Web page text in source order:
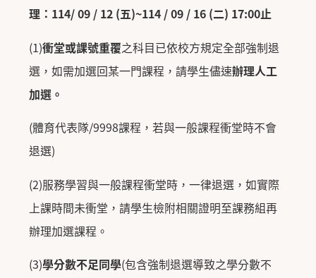
理： 114/ 09 / 12 (五)~114 / 09 / 16 (二) 17:00止
(1)衝堂或課號重覆之科目已依校方規定全部強制退
選，如需加選回某一門課程，請學生儘速辦理人工
加選。
(體育代表隊/9998課程，若與一般課程衝堂時不會
退選)
(2)服務學習與一般課程衝堂時，一律退選，如實際
上課時間未衝堂，請學生檢附相關證明至課務組再
辦理加選課程。
(3)學分數不足同學(包含強制退選導致之學分數不